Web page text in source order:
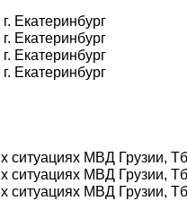
Екатеринбург
Екатеринбург
Екатеринбург
Екатеринбург
ситуациях МВД Грузии,
ситуациях МВД Грузии,
ситуациях МВД Грузии,